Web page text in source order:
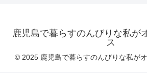
鹿児島で暮らすのんびりな私が
ス
© 2025 鹿児島で暮らすのんびりな私が